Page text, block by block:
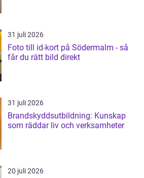
31 juli 2026
Foto till id-kort på Södermalm - så
får du rätt bild direkt
31 juli 2026
Brandskyddsutbildning: Kunskap
som räddar liv och verksamheter
20 juli 2026